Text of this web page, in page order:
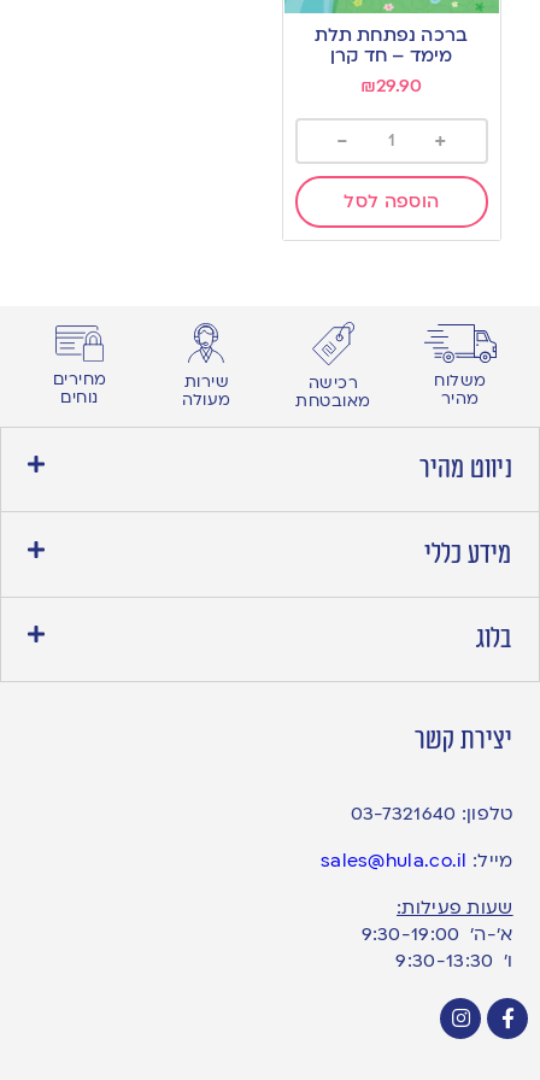
to
wishlist
ברכה נפתחת תלת
מימד – חד קרן
₪29.90
+
-
הוספה לסל
משלוח
מהיר
רכישה
מאובטחת
שירות
מעולה
מחירים
נוחים
ניווט מהיר
מידע כללי
בלוג
יצירת קשר
טלפון: 03-7321640
מייל: sales@hula.co.il
שעות פעילות:
א’-ה’ 9:30-19:00
ו׳ 9:30-13:30